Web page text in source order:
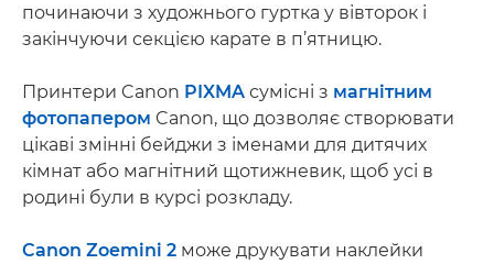
починаючи з художнього гуртка у вівторок і
закінчуючи секцією карате в п’ятницю.
Принтери Canon PIXMA сумісні з магнітним
фотопапером Canon, що дозволяє створювати
цікаві змінні бейджи з іменами для дитячих
кімнат або магнітний щотижневик, щоб усі в
родині були в курсі розкладу.
Canon Zoemini 2 може друкувати наклейки